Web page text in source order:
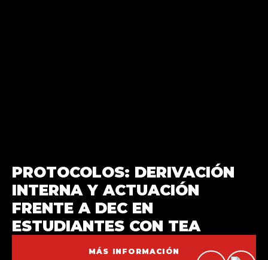
ACOMPAÑAMIENTO
ACADÉMICO Y
PSICOEDUCATIVO
INSCRIPCIÓN
PROTOCOLOS: DERIVACIÓN
INTERNA Y ACTUACIÓN
FRENTE A DEC EN
ESTUDIANTES CON TEA
MÁS INFORMACIÓN
CUPOS PACE UCSC 2026
MÁS INFORMACIÓN
CONOCE NUESTRA NUEVA
DIRECCIÓN
MÁS INFORMACIÓN
CONCURSO TUTOR/A PAR
INFORMACIÓN